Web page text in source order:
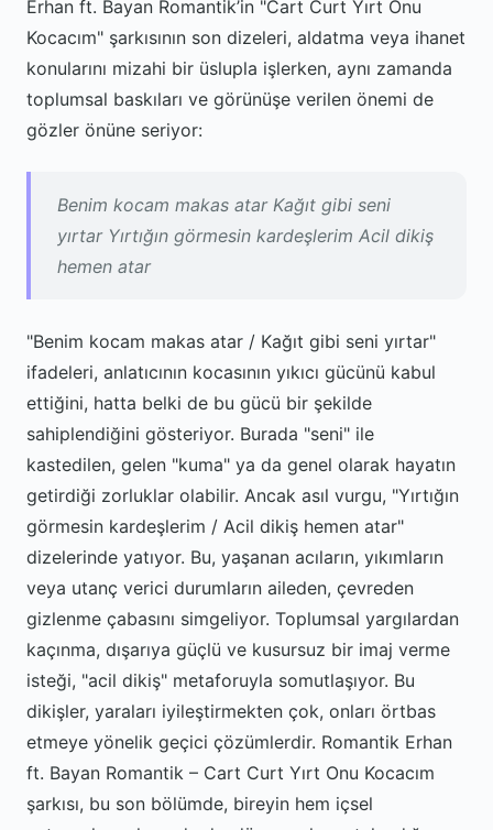
Erhan ft. Bayan Romantik’in "Cart Curt Yırt Onu
Kocacım" şarkısının son dizeleri, aldatma veya ihanet
konularını mizahi bir üslupla işlerken, aynı zamanda
toplumsal baskıları ve görünüşe verilen önemi de
gözler önüne seriyor:
Benim kocam makas atar Kağıt gibi seni
yırtar Yırtığın görmesin kardeşlerim Acil dikiş
hemen atar
"Benim kocam makas atar / Kağıt gibi seni yırtar"
ifadeleri, anlatıcının kocasının yıkıcı gücünü kabul
ettiğini, hatta belki de bu gücü bir şekilde
sahiplendiğini gösteriyor. Burada "seni" ile
kastedilen, gelen "kuma" ya da genel olarak hayatın
getirdiği zorluklar olabilir. Ancak asıl vurgu, "Yırtığın
görmesin kardeşlerim / Acil dikiş hemen atar"
dizelerinde yatıyor. Bu, yaşanan acıların, yıkımların
veya utanç verici durumların aileden, çevreden
gizlenme çabasını simgeliyor. Toplumsal yargılardan
kaçınma, dışarıya güçlü ve kusursuz bir imaj verme
isteği, "acil dikiş" metaforuyla somutlaşıyor. Bu
dikişler, yaraları iyileştirmekten çok, onları örtbas
etmeye yönelik geçici çözümlerdir. Romantik Erhan
ft. Bayan Romantik – Cart Curt Yırt Onu Kocacım
şarkısı, bu son bölümde, bireyin hem içsel